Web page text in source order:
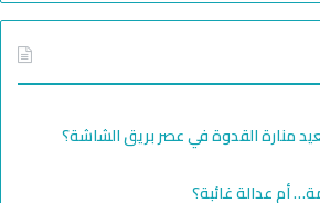
منارة القدوة في عصر بريق الشاشة؟
أم عدالة غائبة؟